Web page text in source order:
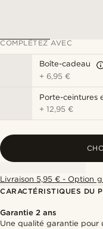
COMPLÉTEZ AVEC
Boîte-cadeau
+6,95 €
Porte-ceintures
+12,95 €
Livraison 5,95 € - Option
CARACTÉRISTIQUES DU
Garantie 2 ans
Une qualité garantie pour